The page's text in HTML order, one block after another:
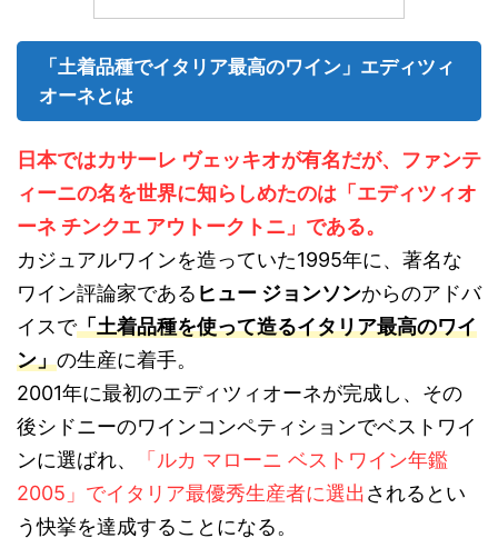
「土着品種でイタリア最高のワイン」エディツィ
オーネとは
日本ではカサーレ ヴェッキオが有名だが、ファンテ
ィーニの名を世界に知らしめたのは「エディツィオ
ーネ チンクエ アウトークトニ」である。
カジュアルワインを造っていた1995年に、著名な
ワイン評論家である ヒュー ジョンソンからのアドバ
イスで「土着品種を使って造るイタリア最高のワイ
ン」の生産に着手。
2001年に最初のエディツィオーネが完成し、その
後シドニーのワインコンペティションでベストワイ
ンに選ばれ、
「ルカ マローニ ベストワイン年鑑
2005」でイタリア最優秀生産者に選出されるとい
う快挙を達成することになる。